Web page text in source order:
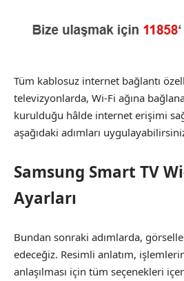
Tüm kablosuz internet bağlantı
televizyonlarda, Wi-Fi ağına
kurulduğu hâlde internet erişimi
aşağıdaki adımları
Samsung Smart TV
Ayarları
Bundan sonraki adımlarda,
edeceğiz. Resimli anlatım,
anlaşılması için tüm seçenekleri